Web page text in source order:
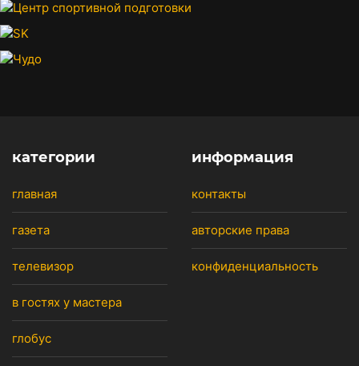
категории
главная
газета
телевизор
в гостях у мастера
глобус
информация
контакты
авторские права
конфиденциальность